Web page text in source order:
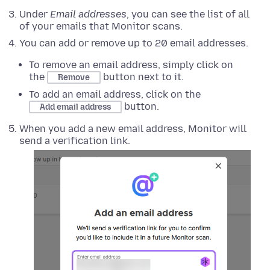
Under Email addresses, you can see the list of all
of your emails that Monitor scans.
You can add or remove up to 20 email addresses.
To remove an email address, simply click on
the
Remove
button next to it.
To add an email address, click on the
Add email address
button.
When you add a new email address, Monitor will
send a verification link.